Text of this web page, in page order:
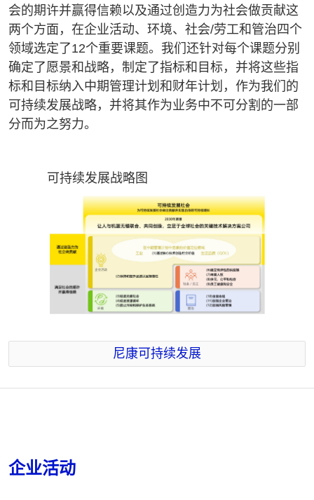
会的期许并赢得信赖以及通过创造力为社会做贡献这
两个方面，在企业活动、环境、社会/劳工和管治四个
领域选定了12个重要课题。我们还针对每个课题分别
确定了愿景和战略，制定了指标和目标，并将这些指
标和目标纳入中期管理计划和财年计划，作为我们的
可持续发展战略，并将其作为业务中不可分割的一部
分而为之努力。
可持续发展战略图
尼康可持续发展
企业活动